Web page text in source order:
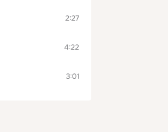
2:27
4:22
3:01